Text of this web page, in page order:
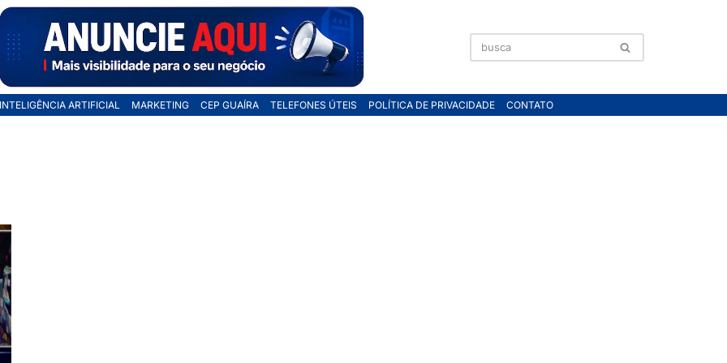
INTELIGÊNCIA ARTIFICIAL MARKETING CEP GUAÍRA TELEFONES ÚTEIS POLÍTICA DE PRIVACIDADE CONTATO